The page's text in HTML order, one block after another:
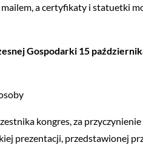
a certyfikaty i statuetki
Gospodarki 15
kongres, za
prezentacji, przedstawionej